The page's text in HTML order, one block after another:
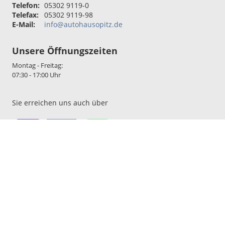
Telefon: 05302 9119-0
Telefax:
05302 9119-98
E-Mail:
info@autohausopitz.de
Unsere Öffnungszeiten
Montag - Freitag:
07:30 - 17:00 Uhr
Sie erreichen uns auch über